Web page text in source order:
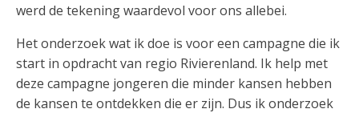
werd de tekening waardevol voor ons allebei.
Het onderzoek wat ik doe is voor een campagne die ik
start in opdracht van regio Rivierenland. Ik help met
deze campagne jongeren die minder kansen hebben
de kansen te ontdekken die er zijn. Dus ik onderzoek